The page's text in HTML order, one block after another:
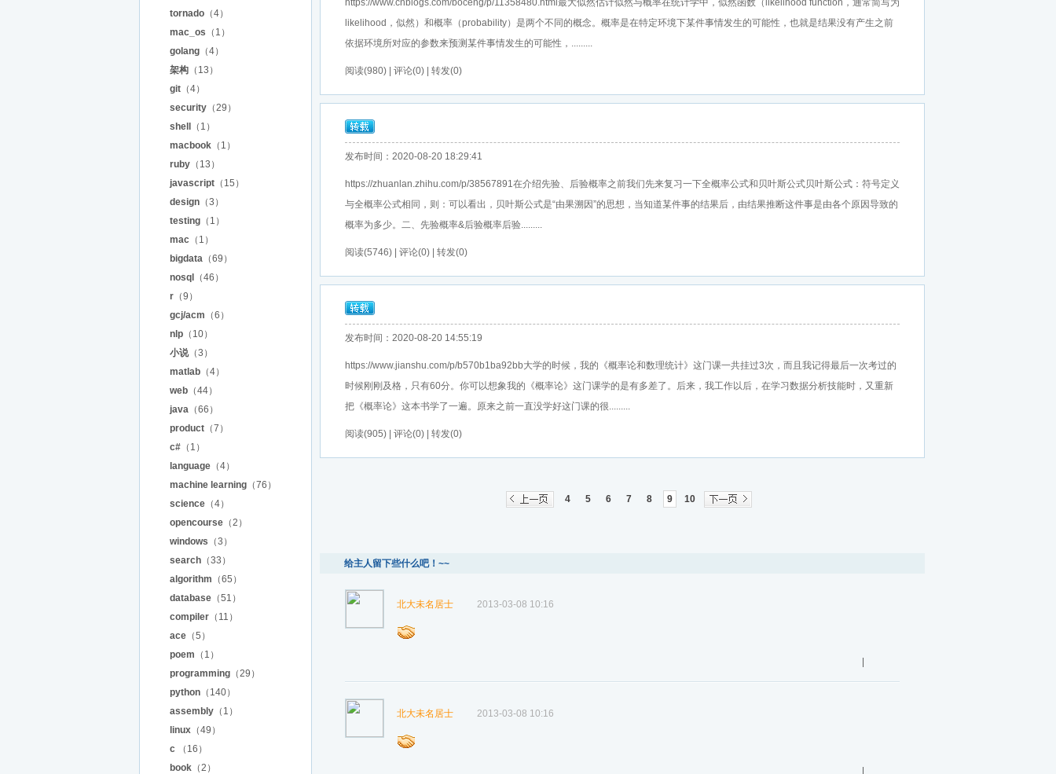
tornado （4）
mac_os （1）
golang （4）
架构 （13）
git （4）
security （29）
shell
（1）
macbook （1）
ruby （13）
javascript （15）
design （3）
testing （1）
mac （1）
bigdata （69）
nosql
（46）
r （9）
gcj/acm （6）
nlp （10）
小说（3）
matlab （4）
web （44）
java （66）
product （7）
c# （1）
language （4）
machine learning （76）
science （4）
opencourse （2）
windows （3）
search （33）
algorithm （65）
database （51）
compiler （11）
ace （5）
poem （1）
programming （29）
python （140）
assembly （1）
linux （49）
c
（16）
book （2）
https://www.cnblogs.com/boceng/p/11358480.html最大似然估计似然与概率在统计学中，似然函数（likelihood function，通常简写为
likelihood，似然）和概率（probability）是两个不同的概念。概率是在特定环境下某件事情发生的可能性，也就是结果没有产生之前
依据环境所对应的参数来预测某件事情发生的可能性，.........
阅读(980) | 评论(0) | 转发(0)
发布时间：2020-08-20 18:29:41
https://zhuanlan.zhihu.com/p/38567891在介绍先验、后验概率之前我们先来复习一下全概率公式和贝叶斯公式贝叶斯公式：符号定义
与全概率公式相同，则：可以看出，贝叶斯公式是“由果溯因”的思想，当知道某件事的结果后，由结果推断这件事是由各个原因导致的
概率为多少。二、先验概率&后验概率后验.........
阅读(5746) | 评论(0) | 转发(0)
发布时间：2020-08-20 14:55:19
https://www.jianshu.com/p/b570b1ba92bb大学的时候，我的《概率论和数理统计》这门课一共挂过3次，而且我记得最后一次考过的
时候刚刚及格，只有60分。你可以想象我的《概率论》这门课学的是有多差了。后来，我工作以后，在学习数据分析技能时，又重新
把《概率论》这本书学了一遍。原来之前一直没学好这门课的很.........
阅读(905) | 评论(0) | 转发(0)
4 5 6 7 8 9 10
给主人留下些什么吧！~~
北大未名居士 2013-03-08 10:16
北大未名居士 2013-03-08 10:16